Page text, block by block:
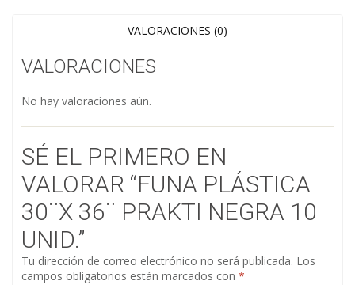
VALORACIONES (0)
VALORACIONES
No hay valoraciones aún.
SÉ EL PRIMERO EN
VALORAR “FUNA PLÁSTICA
30¨X 36¨ PRAKTI NEGRA 10
UNID.”
Tu dirección de correo electrónico no será publicada. Los
campos obligatorios están marcados con *